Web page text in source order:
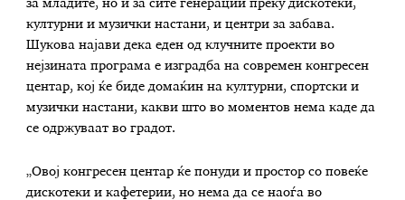
за младите, но и за сите генерации преку дискотеки,
културни и музички настани, и центри за забава.
Шукова најави дека еден од клучните проекти во
нејзината програма е изградба на современ конгресен
центар, кој ќе биде домаќин на културни, спортски и
музички настани, какви што во моментов нема каде да
се одржуваат во градот.
„Овој конгресен центар ќе понуди и простор со повеќе
дискотеки и кафетерии, но нема да се наоѓа во